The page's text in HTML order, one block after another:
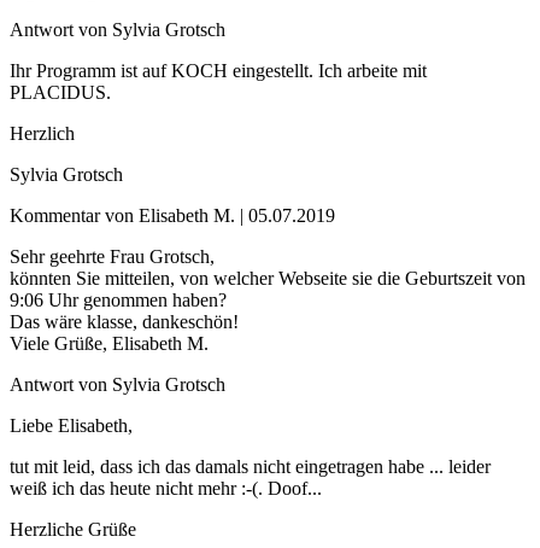
Antwort von Sylvia Grotsch
Ihr Programm ist auf KOCH eingestellt. Ich arbeite mit
PLACIDUS.
Herzlich
Sylvia Grotsch
Kommentar von Elisabeth M. | 05.07.2019
Sehr geehrte Frau Grotsch,
könnten Sie mitteilen, von welcher Webseite sie die Geburtszeit von
9:06 Uhr genommen haben?
Das wäre klasse, dankeschön!
Viele Grüße, Elisabeth M.
Antwort von Sylvia Grotsch
Liebe Elisabeth,
tut mit leid, dass ich das damals nicht eingetragen habe ... leider
weiß ich das heute nicht mehr :-(. Doof...
Herzliche Grüße